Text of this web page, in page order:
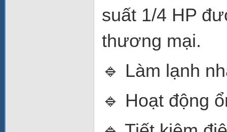
suất 1/4 HP
thương mại.
🔹 Làm lạnh
🔹 Hoạt động